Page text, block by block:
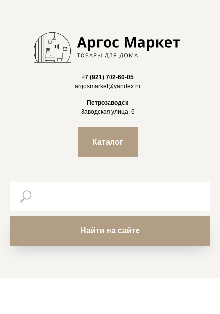
+7 (921) 702-60-05
argosmarket@yandex.ru
Петрозаводск
Заводская улица, 6
Каталог
Найти на сайте